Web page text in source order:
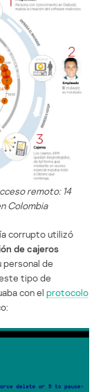
remoto: 14
Colombia
corrupto utilizó
de cajeros
de
tipo de
con el protocolo